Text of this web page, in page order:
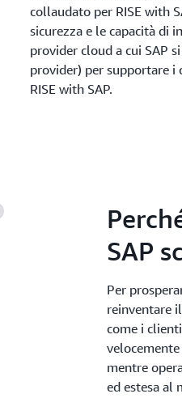
collaudato per RISE with
sicurezza e le capacità di
provider cloud a cui SAP
provider) per supportare i
RISE with SAP.
SAP
Per
reinventare
come i
mentre
ed estesa al